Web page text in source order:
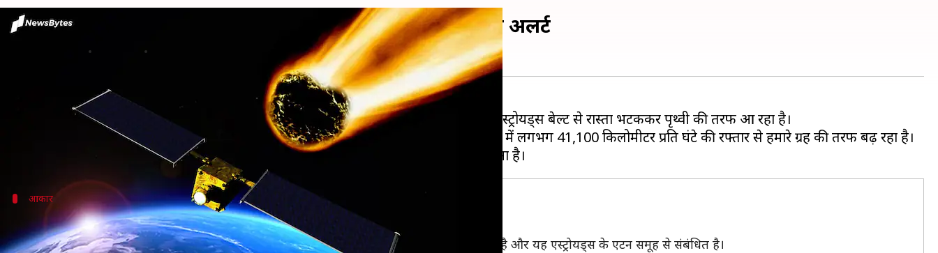
पृथ्वी की तरफ बढ़ रहा 58 फीट चौड़ा एस्ट्रोयड, नासा ने जारी किया अलर्ट
ने एक बड़े एस्ट्रोयड को लेकर अलर्ट जारी किया है, जो बृहस्पति और मंगल ग्रह के बीच स्थित एस्ट्रोयड्स बेल्ट से रास्ता भटककर पृथ्वी की तरफ आ रहा है।
नासा की जेट प्रोपल्शन लैबोरेट्री (JPL) के अनुसार, एस्ट्रोयड 2023 OR1 नामक यह
वर्तमान में लगभग 41,100 किलोमीटर प्रति घंटे की रफ्तार से हमारे ग्रह की तरफ बढ़ रहा है।
आकार
एस्ट्रोयड 2023 OR1 का आकार
अंतरिक्ष एजेंसी के अनुसार, एस्ट्रोयड 2023 OR1 का आकार किसी इमारत के समान लगभग 58 फीट चौड़ा है और यह एस्ट्रोयड्स के एटन समूह से संबंधित है।